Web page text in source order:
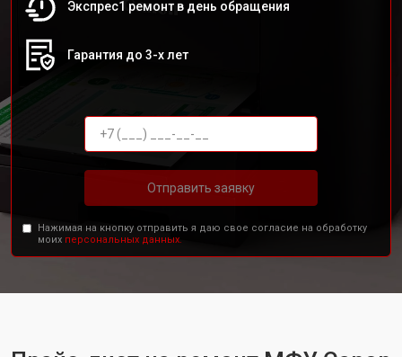
Экспрес1 ремонт в день обращения
Гарантия до 3-х лет
Отправить заявку
Нажимая на кнопку отправить я даю свое согласие на обработку
моих персональных данных.